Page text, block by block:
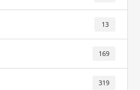
13
169
319